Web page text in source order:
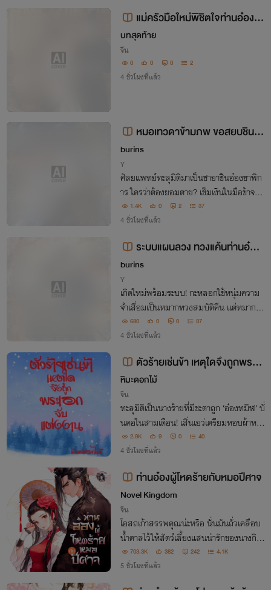
แม่ครัวมือใหม่พิชิตใจท่านอ๋องเย็
นชา (มี ebook)
บทสุดท้าย
จีน
0 0 0 2
4 ชั่วโมงที่แล้ว
หมอเทวดาข้ามภพ ขอสยบชินอ๋
องไร้ใจ
burins
Y
ศัลยแพทย์ทะลุมิติมาเป็นชายาชินอ๋องขาพิก
าร ใครว่าต้องยอมตาย? เข็มเงินในมือข้าจะรั
กษาขาให้ท่าน แลกกับอำนาจหนุนหลังตบเก
รียนคนชั่วทั้งเมืองหลวง!
1.4K 0 2 37
4 ชั่วโมงที่แล้ว
ระบบแผนลวง ทวงแค้นท่านอ๋อง
ความจำเสื่อม
burins
Y
เกิดใหม่พร้อมระบบ! กะหลอกใช้หนุ่มความ
จำเสื่อมเป็นหมากทวงสมบัติคืน แต่หมากตัว
นี้ดันเป็น 'ท่านอ๋อง' จอมคลั่งรักที่แกล้งโง่เพื่
อกินเต้าหู้เขา งานนี้แผนลวงจะจบลงที่ตั่งทอ
680 0 0 37
4 ชั่วโมงที่แล้ว
ตัวร้ายเช่นข้า เหตุใดจึงถูกพระเอ
กจับแต่งงาน
หิมะดอกไม้
จีน
ทะลุมิติเป็นนางร้ายที่มีชะตาถูก ‘อ๋องทมิฬ’ บั่
นคอในสามเดือน! เสิ่นเยว่เตรียมหอบผ้าหนี
ตาย แต่ราชโองการกลับร่วงหล่นลงมา บีบใ
ห้นางต้องเข้าหอร่วมเตียงกับมัจจุราชผู้นั้น!
2.9K 9 0 40
4 ชั่วโมงที่แล้ว
ท่านอ๋องผู้โหดร้ายกับหมอปีศาจ
Novel Kingdom
จีน
โอสถเก้าสรรพคุณน่ะหรือ นั่นมันถั่วเคลือบ
น้ำตาลไว้ให้สัตว์เลี้ยงแสนน่ารักของนางกินเ
ล่นต่างหากเล่า ปรุงยาเป็นก็ต้องเอาแต่ใจอย่
างนี้นี่ล่ะ!
703.3K 382 242 4.1K
5 ชั่วโมงที่แล้ว